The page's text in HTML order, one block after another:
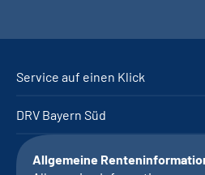
Service auf einen Klick
DRV Bayern Süd
Allgemeine